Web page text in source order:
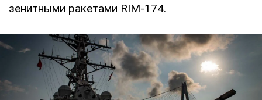
зенитными ракетами RIM-174.